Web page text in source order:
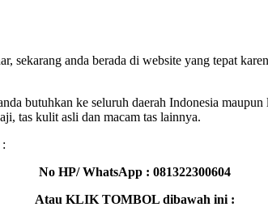
sekarang anda berada di website yang tepat
butuhkan ke seluruh daerah Indonesia
tas kulit asli dan macam tas lainnya.
No HP/ WhatsApp : 081322300604
Atau KLIK TOMBOL dibawah ini :